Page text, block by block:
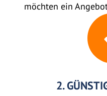
möchten ein
2.